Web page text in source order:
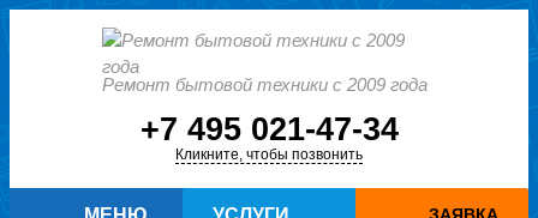
Ремонт бытовой техники с 2009 года
+7 495 021-47-34
Кликните, чтобы позвонить